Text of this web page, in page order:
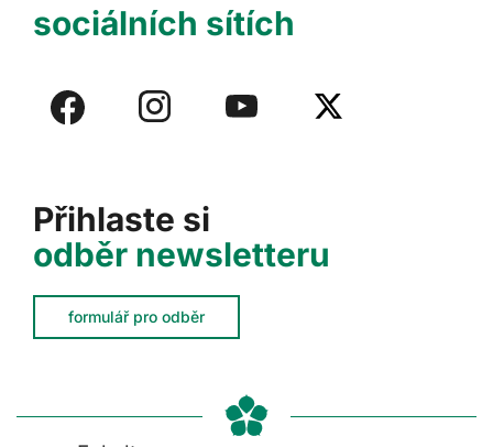
Přihlaste si
odběr newsletteru
formulář pro odběr
sociálních sítích